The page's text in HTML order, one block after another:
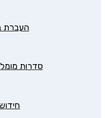
העברת
סדרות